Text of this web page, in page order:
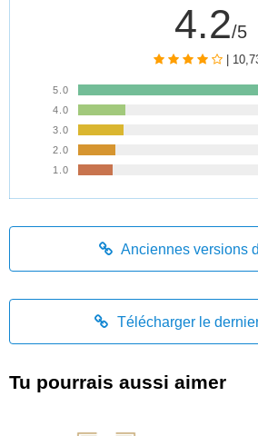
4.2/5
|
5.0
4.0
3.0
2.0
1.0
Anciennes versions
Télécharger le
Tu pourrais aussi aimer